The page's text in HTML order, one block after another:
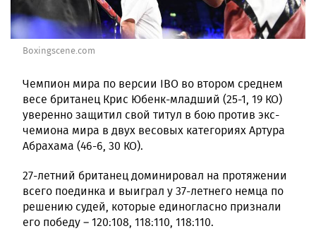
Boxingscene.com
Чемпион мира по версии IBO во втором среднем
весе британец Крис Юбенк-младший (25-1, 19 КО)
уверенно защитил свой титул в бою против экс-
чемиона мира в двух весовых категориях Артура
Абрахама (46-6, 30 КО).
27-летний британец доминировал на протяжении
всего поединка и выиграл у 37-летнего немца по
решению судей, которые единогласно признали
его победу – 120:108, 118:110, 118:110.